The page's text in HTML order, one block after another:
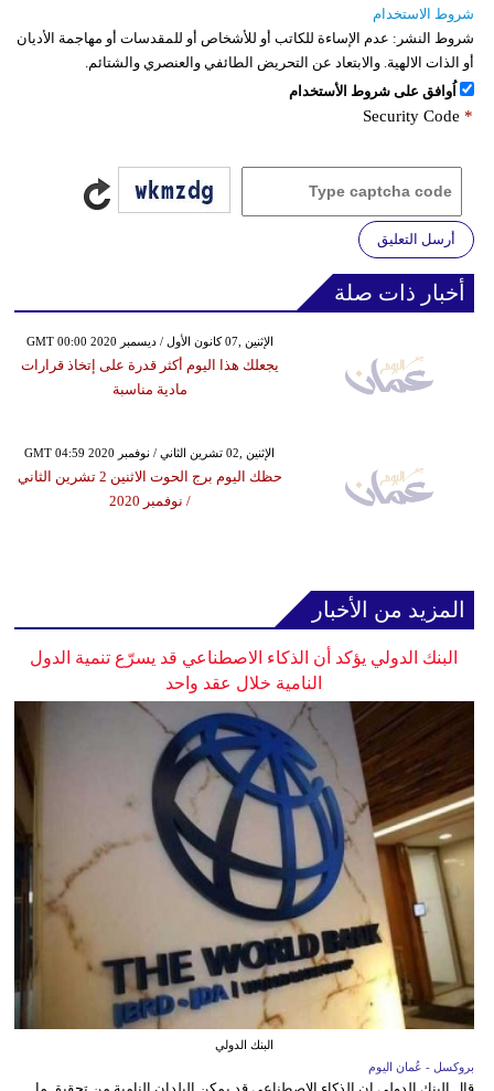
شروط الاستخدام
شروط النشر: عدم الإساءة للكاتب أو للأشخاص أو للمقدسات أو مهاجمة الأديان
أو الذات الالهية. والابتعاد عن التحريض الطائفي والعنصري والشتائم.
اُوافق على شروط الأستخدام
Security Code *
أرسل التعليق
أخبار ذات صلة
GMT 00:00 2020 الإثنين ,07 كانون الأول / ديسمبر
يجعلك هذا اليوم أكثر قدرة على إتخاذ قرارات
مادية مناسبة
GMT 04:59 2020 الإثنين ,02 تشرين الثاني / نوفمبر
حظك اليوم برج الحوت الاثنين 2 تشرين الثاني
/ نوفمبر 2020
المزيد من الأخبار
البنك الدولي يؤكد أن الذكاء الاصطناعي قد يسرّع تنمية الدول
النامية خلال عقد واحد
البنك الدولي
بروكسل - عُمان اليوم